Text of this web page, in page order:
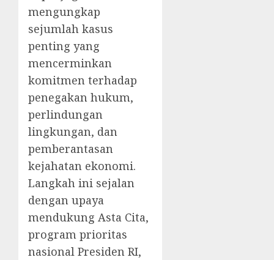
mengungkap
sejumlah kasus
penting yang
mencerminkan
komitmen terhadap
penegakan hukum,
perlindungan
lingkungan, dan
pemberantasan
kejahatan ekonomi.
Langkah ini sejalan
dengan upaya
mendukung Asta Cita,
program prioritas
nasional Presiden RI,